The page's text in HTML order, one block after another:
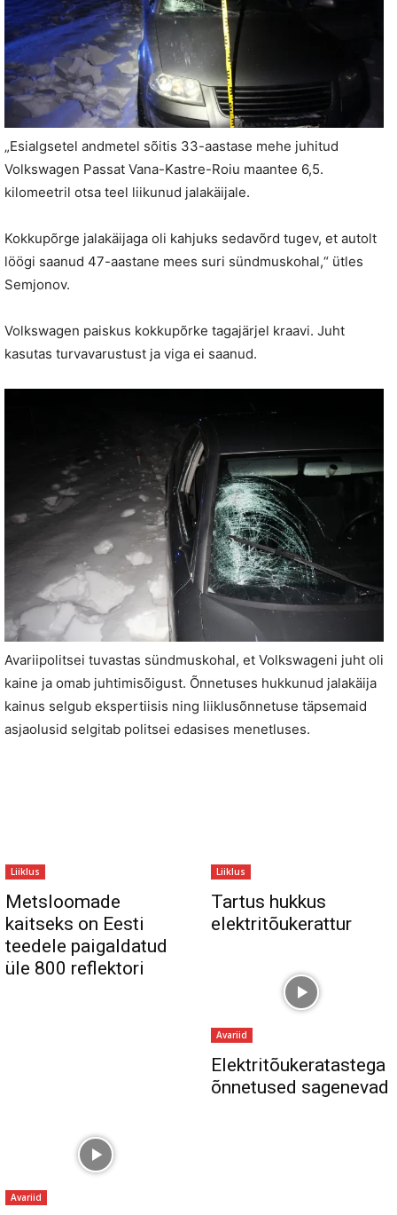
„Esialgsetel andmetel sõitis 33-aastase mehe juhitud
Volkswagen Passat Vana-Kastre-Roiu maantee 6,5.
kilomeetril otsa teel liikunud jalakäijale.
Kokkupõrge jalakäijaga oli kahjuks sedavõrd tugev, et autolt
löögi saanud 47-aastane mees suri sündmuskohal,“ ütles
Semjonov.
Volkswagen paiskus kokkupõrke tagajärjel kraavi. Juht
kasutas turvavarustust ja viga ei saanud.
Avariipolitsei tuvastas sündmuskohal, et Volkswageni juht oli
kaine ja omab juhtimisõigust. Õnnetuses hukkunud jalakäija
kainus selgub ekspertiisis ning liiklusõnnetuse täpsemaid
asjaolusid selgitab politsei edasises menetluses.
Liiklus
Metsloomade
kaitseks on Eesti
teedele paigaldatud
üle 800 reflektori
Liiklus
Tartus hukkus
elektritõukerattur
Avariid
Elektritõukeratastega
õnnetused sagenevad
Avariid